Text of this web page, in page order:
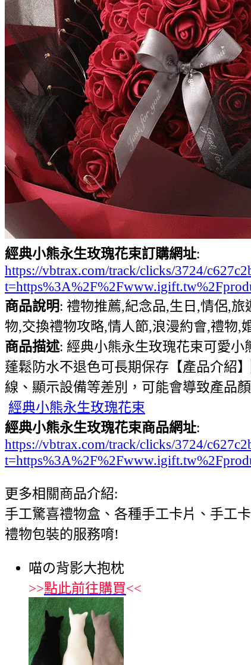
經典小熊永生玫瑰花束訂購網址:
https://vbtrax.com/track/clicks/3724/
商品說明: 禮物推薦,紀念品,生日,情侶,
物,交換禮物攻略,情人節,浪漫約會,禮物,
商品描述: 經典小熊永生玫瑰花束可愛
蓬鬆防水不退色可長期保存【產品介
線、顯示設備等差別，可能會導致產品
經典小熊永生玫瑰花束
經典小熊永生玫瑰花束商品網址:
https://vbtrax.com/track/clicks/3724/
更多相關商品介紹:
手工驚喜禮物盒、各種手工卡片、手工
禮物包裝的服務唷!
喵の背影大抱枕
>>點此前往購買<<